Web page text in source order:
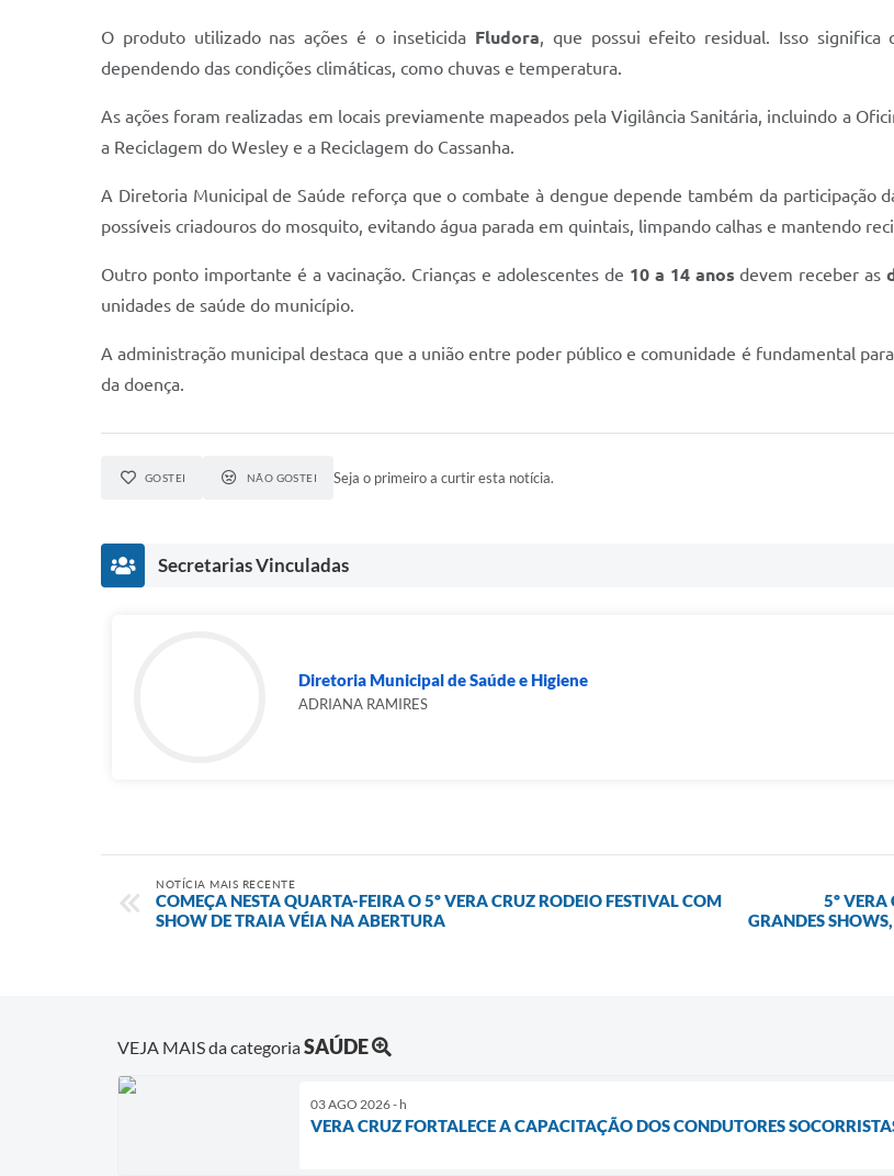
O produto utilizado nas ações é o inseticida Fludora, que possui efeito residual. Isso significa
dependendo das condições climáticas, como chuvas e temperatura.
As ações foram realizadas em locais previamente mapeados pela Vigilância Sanitária, incluindo a
a Reciclagem do Wesley e a Reciclagem do Cassanha.
A Diretoria Municipal de Saúde reforça que o combate à dengue depende também da participação
possíveis criadouros do mosquito, evitando água parada em quintais, limpando calhas e mantendo
Outro ponto importante é a vacinação. Crianças e adolescentes de 10 a 14 anos devem receber as
unidades de saúde do município.
A administração municipal destaca que a união entre poder público e comunidade é fundamental
da doença.
GOSTEI NÃO GOSTEI Seja o primeiro a curtir esta notícia.
Secretarias Vinculadas
Diretoria Municipal de Saúde e Higiene
ADRIANA RAMIRES
NOTÍCIA MAIS RECENTE
COMEÇA NESTA QUARTA-FEIRA O 5º VERA CRUZ RODEIO FESTIVAL COM
SHOW DE TRAIA VÉIA NA ABERTURA
5º VERA
GRANDES
VEJA MAIS da categoriaSAÚDE
03 AGO 2026 - h
VERA CRUZ FORTALECE A CAPACITAÇÃO DOS CONDUTORES